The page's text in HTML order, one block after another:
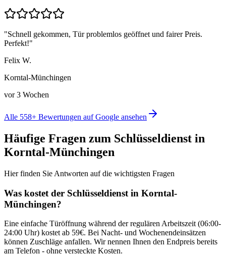
"Schnell gekommen, Tür problemlos geöffnet und fairer Preis.
Perfekt!"
Felix W.
Korntal-Münchingen
vor 3 Wochen
Alle 558+ Bewertungen auf Google ansehen
Häufige Fragen zum Schlüsseldienst in
Korntal-Münchingen
Hier finden Sie Antworten auf die wichtigsten Fragen
Was kostet der Schlüsseldienst in Korntal-
Münchingen?
Eine einfache Türöffnung während der regulären Arbeitszeit (06:00-
24:00 Uhr) kostet ab 59€. Bei Nacht- und Wochenendeinsätzen
können Zuschläge anfallen. Wir nennen Ihnen den Endpreis bereits
am Telefon - ohne versteckte Kosten.